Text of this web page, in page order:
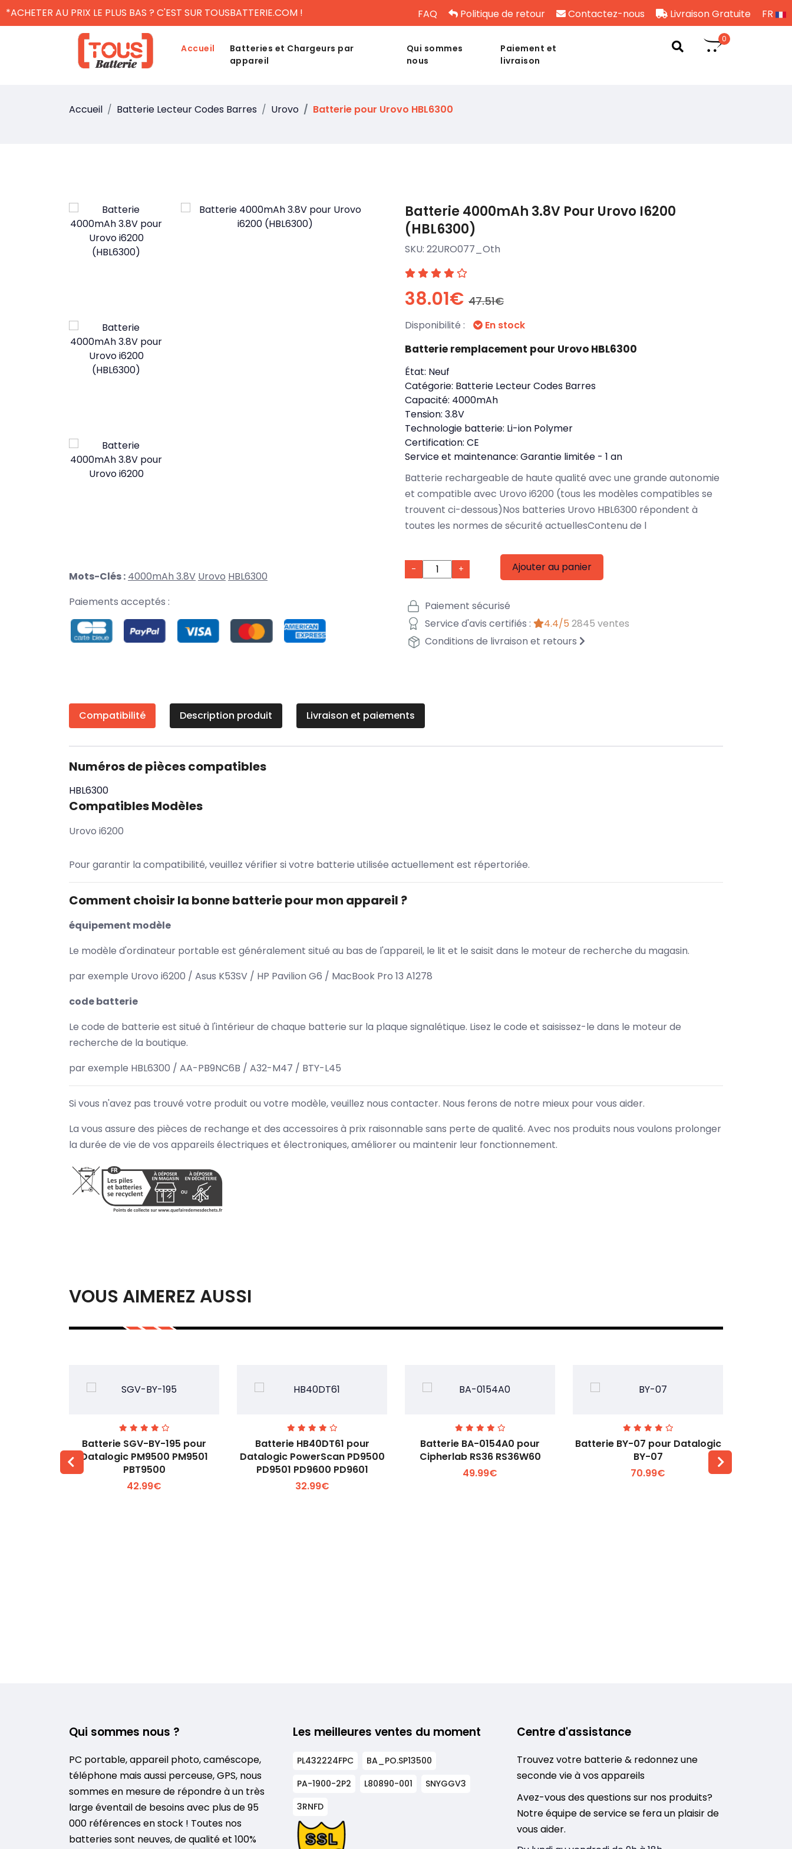
*ACHETER AU PRIX LE PLUS BAS ? C'EST SUR TOUSBATTERIE.COM ! FAQ Politique de retour Contactez-nous Livraison Gratuite FR
Accueil
Batteries et Chargeurs par
appareil
Qui sommes
nous
Paiement et
livraison
0
Accueil Batterie Lecteur Codes Barres Urovo Batterie pour Urovo HBL6300
Mots-Clés : 4000mAh 3.8V Urovo HBL6300
Paiements acceptés :
Batterie 4000mAh 3.8V Pour Urovo I6200
(HBL6300)
SKU: 22URO077_Oth
38.01€ 47.51€
Disponibilité : En stock
Batterie remplacement pour Urovo HBL6300
État: Neuf
Catégorie: Batterie Lecteur Codes Barres
Capacité: 4000mAh
Tension: 3.8V
Technologie batterie: Li-ion Polymer
Certification: CE
Service et maintenance: Garantie limitée - 1 an
Batterie rechargeable de haute qualité avec une grande autonomie
et compatible avec Urovo i6200 (tous les modèles compatibles se
trouvent ci-dessous)Nos batteries Urovo HBL6300 répondent à
toutes les normes de sécurité actuellesContenu de l
- + Ajouter au panier
Paiement sécurisé
Service d'avis certifiés :
4.4/5 2845 ventes
Conditions de livraison et retours
Compatibilité Description produit Livraison et paiements
Numéros de pièces compatibles
HBL6300
Compatibles Modèles
Urovo i6200
Pour garantir la compatibilité, veuillez vérifier si votre batterie utilisée actuellement est répertoriée.
Comment choisir la bonne batterie pour mon appareil ?
équipement modèle
Le modèle d'ordinateur portable est généralement situé au bas de l'appareil, le lit et le saisit dans le moteur de recherche du magasin.
par exemple Urovo i6200 / Asus K53SV / HP Pavilion G6 / MacBook Pro 13 A1278
code batterie
Le code de batterie est situé à l'intérieur de chaque batterie sur la plaque signalétique. Lisez le code et saisissez-le dans le moteur de
recherche de la boutique.
par exemple HBL6300 / AA-PB9NC6B / A32-M47 / BTY-L45
Si vous n'avez pas trouvé votre produit ou votre modèle, veuillez nous contacter. Nous ferons de notre mieux pour vous aider.
La vous assure des pièces de rechange et des accessoires à prix raisonnable sans perte de qualité. Avec nos produits nous voulons prolonger
la durée de vie de vos appareils électriques et électroniques, améliorer ou maintenir leur fonctionnement.
VOUS AIMEREZ AUSSI
Voir plus +
Batterie SGV-BY-195 pour
Datalogic PM9500 PM9501
PBT9500
42.99€
Voir plus +
Batterie HB40DT61 pour
Datalogic PowerScan PD9500
PD9501 PD9600 PD9601
32.99€
Voir plus +
Batterie BA-0154A0 pour
Cipherlab RS36 RS36W60
49.99€
Voir plus +
Batterie BY-07 pour Datalogic
BY-07
70.99€
Qui sommes nous ?
PC portable, appareil photo, caméscope,
téléphone mais aussi perceuse, GPS, nous
sommes en mesure de répondre à un très
large éventail de besoins avec plus de 95
000 références en stock ! Toutes nos
batteries sont neuves, de qualité et 100%
Les meilleures ventes du moment
PL432224FPC
BA_PO.SP13500
PA-1900-2P2
L80890-001
SNYGGV3
3RNFD
Centre d'assistance
Trouvez votre batterie & redonnez une
seconde vie à vos appareils
Avez-vous des questions sur nos produits?
Notre équipe de service se fera un plaisir de
vous aider.